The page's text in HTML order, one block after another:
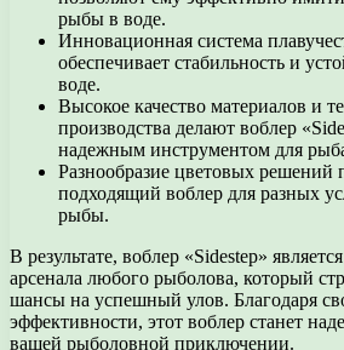
рыбы в воде.
Инновационная система
обеспечивает стабильность и
воде.
Высокое качество материалов и
производства делают воблер
надежным инструментом для
Разнообразие цветовых решений
подходящий воблер для разных
рыбы.
В результате, воблер «Sidestep»
арсенала любого рыболова, который
шансы на успешный улов. Благодаря
эффективности, этот воблер станет
вашей рыболовной приключении.